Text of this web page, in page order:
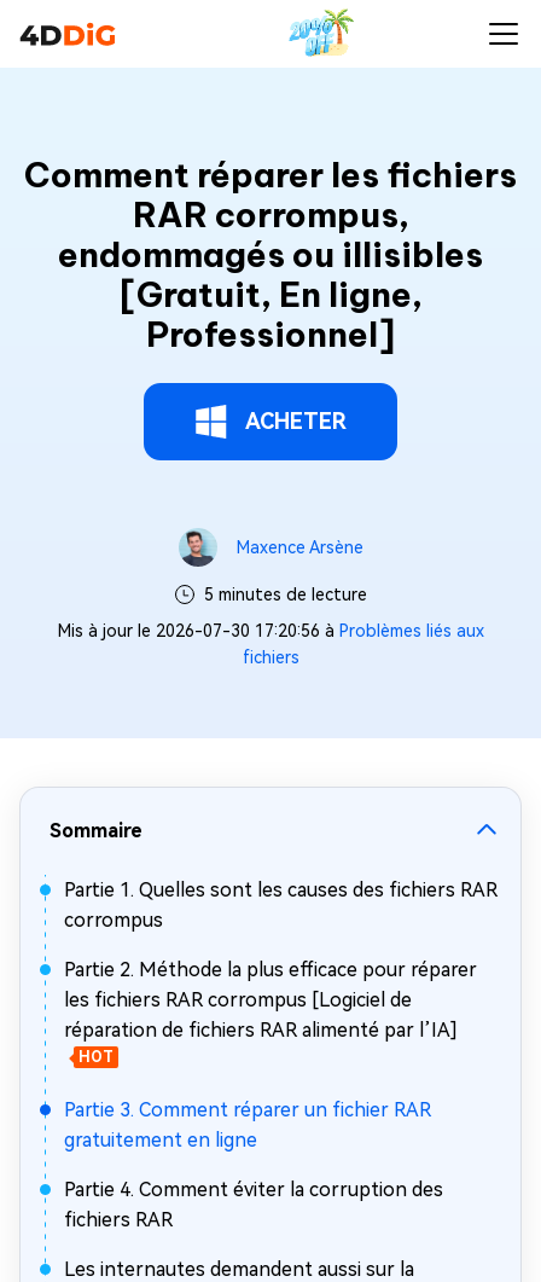
Comment réparer les fichiers
RAR corrompus,
endommagés ou illisibles
[Gratuit, En ligne,
Professionnel]
ACHETER
Maxence Arsène
5 minutes de lecture
Mis à jour le 2026-07-30 17:20:56 à Problèmes liés aux
fichiers
Sommaire
Partie 1. Quelles sont les causes des fichiers RAR
corrompus
Partie 2. Méthode la plus efficace pour réparer
les fichiers RAR corrompus [Logiciel de
réparation de fichiers RAR alimenté par l’IA]
HOT
Partie 3. Comment réparer un fichier RAR
gratuitement en ligne
Partie 4. Comment éviter la corruption des
fichiers RAR
Les internautes demandent aussi sur la